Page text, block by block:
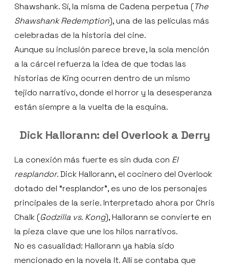
Shawshank. Sí, la misma de Cadena perpetua (The
Shawshank Redemption), una de las películas más
celebradas de la historia del cine.
Aunque su inclusión parece breve, la sola mención
a la cárcel refuerza la idea de que todas las
historias de King ocurren dentro de un mismo
tejido narrativo, donde el horror y la desesperanza
están siempre a la vuelta de la esquina.
Dick Hallorann: del Overlook a Derry
La conexión más fuerte es sin duda con El
resplandor. Dick Hallorann, el cocinero del Overlook
dotado del “resplandor”, es uno de los personajes
principales de la serie. Interpretado ahora por Chris
Chalk (Godzilla vs. Kong), Hallorann se convierte en
la pieza clave que une los hilos narrativos.
No es casualidad: Hallorann ya había sido
mencionado en la novela It. Allí se contaba que